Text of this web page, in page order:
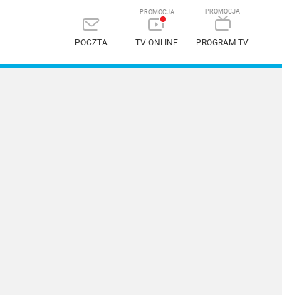
POCZTA TV ONLINE PROGRAM TV